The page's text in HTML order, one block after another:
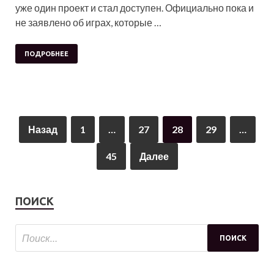
уже один проект и стал доступен. Официально пока и
не заявлено об играх, которые …
ПОДРОБНЕЕ
Назад 1 … 27 28 29 …
45 Далее
ПОИСК